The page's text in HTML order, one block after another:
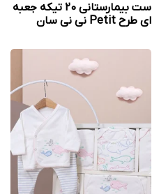
ست بیمارستانی 20 تیکه جعبه
ای طرح Petit نی نی سان